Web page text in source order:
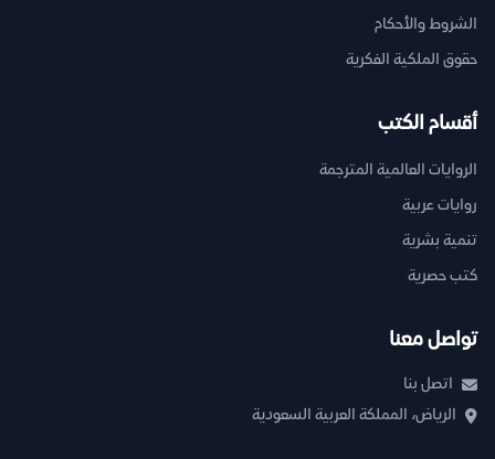
الشروط والأحكام
حقوق الملكية الفكرية
أقسام الكتب
الروايات العالمية المترجمة
روايات عربية
تنمية بشرية
كتب حصرية
تواصل معنا
اتصل بنا
الرياض، المملكة العربية السعودية